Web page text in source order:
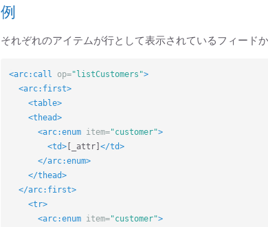
例
それぞれのアイテムが行として表示されているフィード
<arc:call op="listCustomers">
<arc:first>
<table>
<thead>
<arc:enum item="customer">
<td> [_attr] </td>
</arc:enum>
</thead>
</arc:first>
<tr>
<arc:enum item="customer">